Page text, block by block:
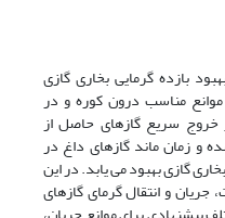
بازده گرمایی بخاری گازی
مناسب درون کوره و در
خروج سریع گازهای حاصل از
و زمان ماند گازهای داغ در
گازی بهبود می­ یابد. در این
جریان و انتقال گرمای گازهای